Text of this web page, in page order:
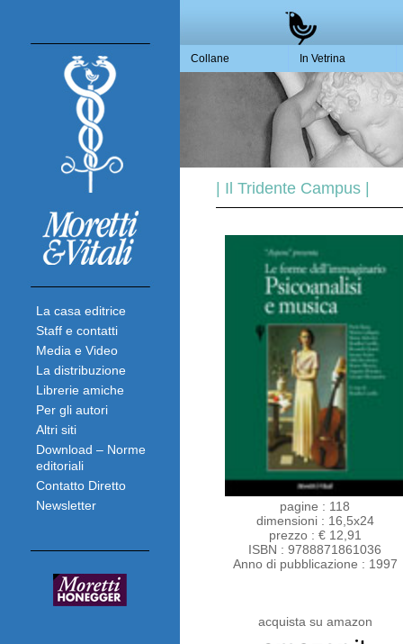
La casa editrice
Staff e contatti
Media e Video
La distribuzione
Librerie amiche
Per gli autori
Altri siti
Download – Norme
editoriali
Contatto Diretto
Newsletter
Collane In Vetrina
| Il Tridente Campus |
pagine : 118
dimensioni : 16,5x24
prezzo : € 12,91
ISBN : 9788871861036
Anno di pubblicazione : 1997
acquista su amazon